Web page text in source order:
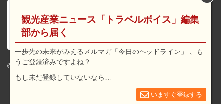
© 2026 travel voice.
利用規約
広告メニュー・料金
観光産業ニュース「トラベルボイス」編集
部から届く
一歩先の未来がみえるメルマガ「今日のヘッドライン」 、も
うご登録済みですよね？
もし未だ登録していないなら…
いますぐ登録する